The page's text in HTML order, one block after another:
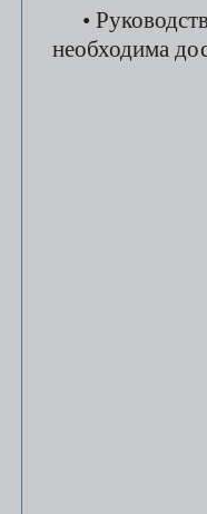
•
необходима